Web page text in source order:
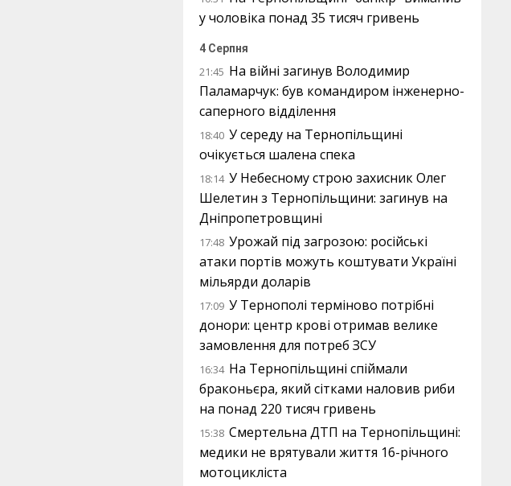
у чоловіка понад 35 тисяч гривень
4 Серпня
21:45 На війні загинув Володимир
Паламарчук: був командиром інженерно-
саперного відділення
18:40 У середу на Тернопільщині
очікується шалена спека
18:14 У Небесному строю захисник Олег
Шелетин з Тернопільщини: загинув на
Дніпропетровщині
17:48 Урожай під загрозою: російські
атаки портів можуть коштувати Україні
мільярди доларів
17:09 У Тернополі терміново потрібні
донори: центр крові отримав велике
замовлення для потреб ЗСУ
16:34 На Тернопільщині спіймали
браконьєра, який сітками наловив риби
на понад 220 тисяч гривень
15:38 Смертельна ДТП на Тернопільщині:
медики не врятували життя 16-річного
мотоцикліста